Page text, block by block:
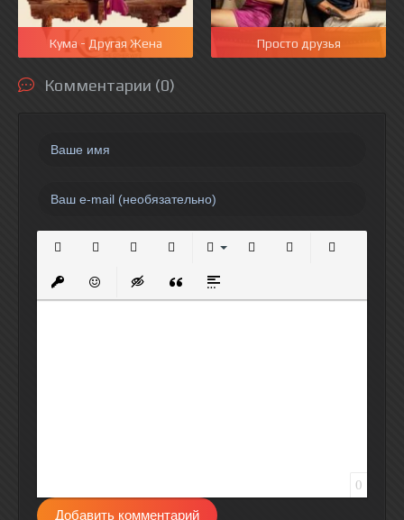
Кума - Другая Жена Просто друзья
Комментарии (0)
Вставить защищенную ссылку
Вставить смайлик
Вставка скрытого текста
Вставка цитаты
Вставка спойлера
0
Добавить комментарий